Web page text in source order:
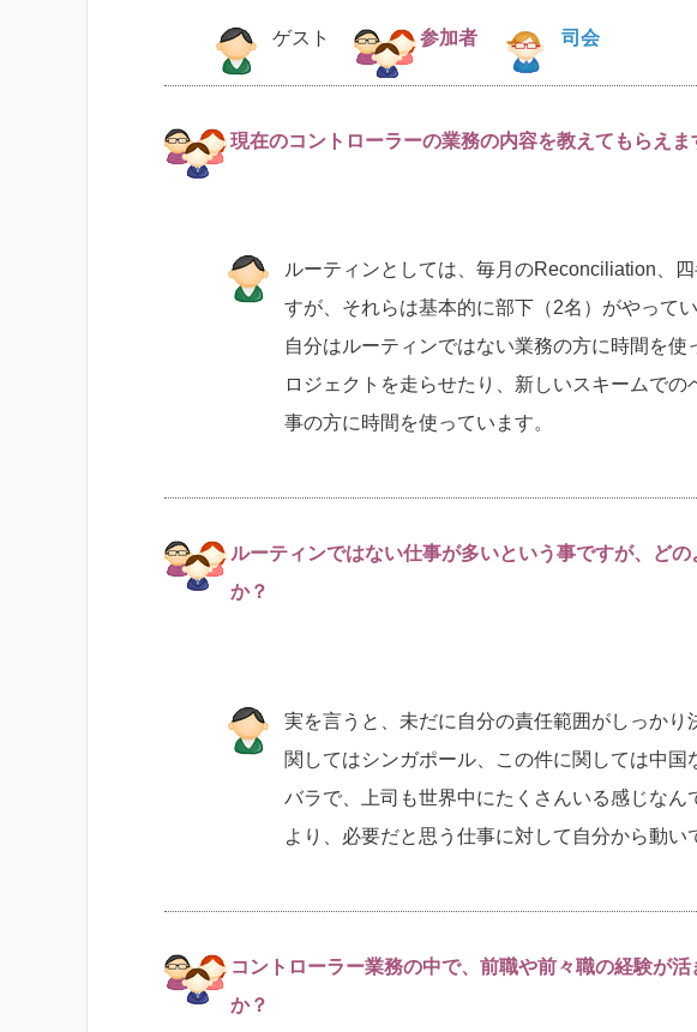
ゲスト 参加者 司会
現在のコントローラーの業務の内容を教えてもらえま
ルーティンとしては、毎月のReconciliation、
すが、それらは基本的に部下（2名）がやってい
自分はルーティンではない業務の方に時間を
ロジェクトを走らせたり、新しいスキームで
事の方に時間を使っています。
ルーティンではない仕事が多いという事ですが、ど
か？
実を言うと、未だに自分の責任範囲がしっか
関してはシンガポール、この件に関しては中
バラで、上司も世界中にたくさんいる感じなん
より、必要だと思う仕事に対して自分から動い
コントローラー業務の中で、前職や前々職の経験が
か？